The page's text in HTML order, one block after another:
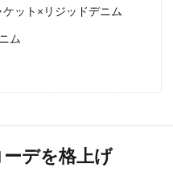
ット×リジッドデニム
ム
デを格上げ